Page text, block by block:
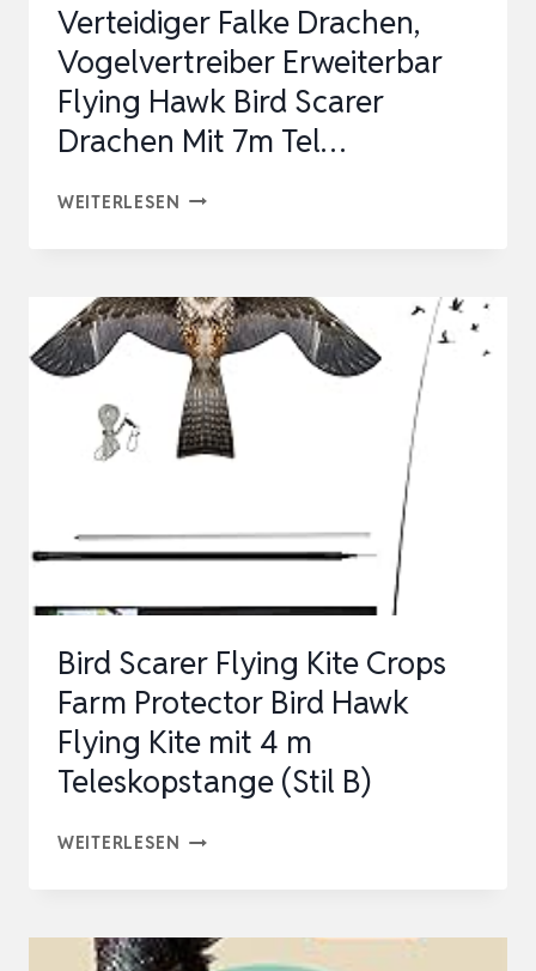
Verteidiger Falke Drachen,
Vogelvertreiber Erweiterbar
Flying Hawk Bird Scarer
Drachen Mit 7m Tel…
WEITERLESEN VERTEIDIGER
VOGELVERTREIBER
ERWEITERBAR
FLYING
HAWK
BIRD
MIT
Bird Scarer Flying Kite Crops
Farm Protector Bird Hawk
Flying Kite mit 4 m
Teleskopstange (Stil B)
WEITERLESEN BIRD
KITE